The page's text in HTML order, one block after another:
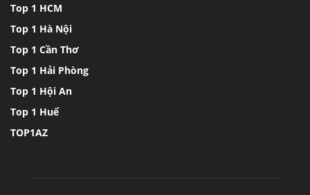
Top 1 HCM
Top 1 Hà Nội
Top 1 Cần Thơ
Top 1 Hải Phòng
Top 1 Hội An
Top 1 Huế
TOP1AZ